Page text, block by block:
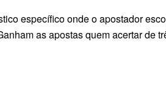
específico onde o apostador
as apostas quem acertar de